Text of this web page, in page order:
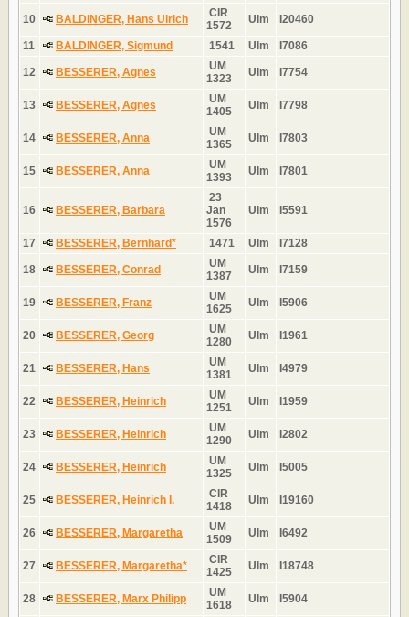
10 BALDINGER, Hans Ulrich
CIR
1572
Ulm I20460
11 BALDINGER, Sigmund 1541 Ulm I7086
12 BESSERER, Agnes
UM
1323
Ulm I7754
13 BESSERER, Agnes
UM
1405
Ulm I7798
14 BESSERER, Anna
UM
1365
Ulm I7803
15 BESSERER, Anna
UM
1393
Ulm I7801
16 BESSERER, Barbara
23
Jan
1576
Ulm I5591
17 BESSERER, Bernhard* 1471 Ulm I7128
18 BESSERER, Conrad
UM
1387
Ulm I7159
19 BESSERER, Franz
UM
1625
Ulm I5906
20 BESSERER, Georg
UM
1280
Ulm I1961
21 BESSERER, Hans
UM
1381
Ulm I4979
22 BESSERER, Heinrich
UM
1251
Ulm I1959
23 BESSERER, Heinrich
UM
1290
Ulm I2802
24 BESSERER, Heinrich
UM
1325
Ulm I5005
25 BESSERER, Heinrich I.
CIR
1418
Ulm I19160
26 BESSERER, Margaretha
UM
1509
Ulm I6492
27 BESSERER, Margaretha*
CIR
1425
Ulm I18748
28 BESSERER, Marx Philipp
UM
1618
Ulm I5904